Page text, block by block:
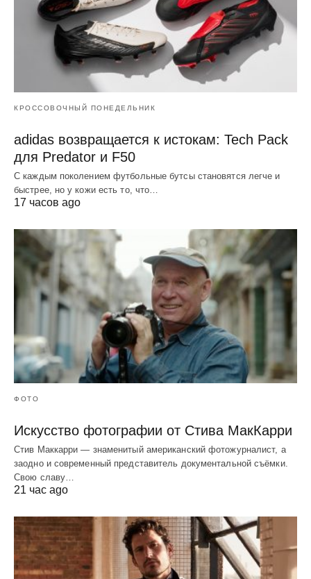
КРОССОВОЧНЫЙ ПОНЕДЕЛЬНИК
adidas возвращается к истокам: Tech Pack
для Predator и F50
С каждым поколением футбольные бутсы становятся легче и
быстрее, но у кожи есть то, что…
17 часов ago
ФОТО
Искусство фотографии от Стива МакКарри
Стив Маккарри — знаменитый американский фотожурналист, а
заодно и современный представитель документальной съёмки.
Свою славу…
21 час ago